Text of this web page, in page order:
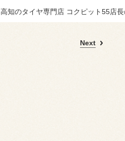
高知のタイヤ専門店 コクピット55店
Next